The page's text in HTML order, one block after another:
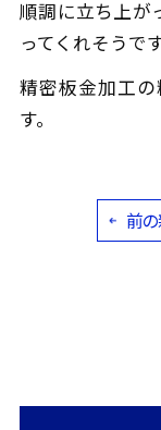
順調に立ち上が
ってくれそうで
精密板金加工
す。
前